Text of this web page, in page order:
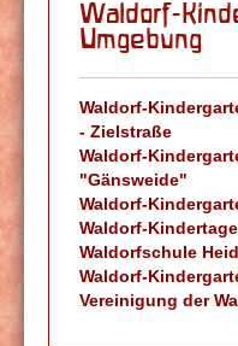
Waldorf-
Umgebung
Waldorf-
- Zielstraße
Waldorf-
"Gänsweide"
Waldorf-
Waldorf-
Waldorfschule
Waldorf-
Vereinigung der